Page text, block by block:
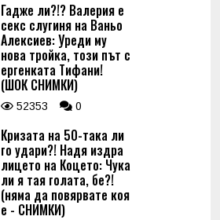
Гадже ли?!? Валерия е
секс слугиня на Ваньо
Алексиев: Уреди му
нова тройка, този път с
ергенката Тифани!
(ШОК СНИМКИ)
52353 0
Кризата на 50-така ли
го удари?! Надя издра
лицето на Коцето: Чука
ли я тая голата, бе?!
(няма да повярвате коя
е - СНИМКИ)